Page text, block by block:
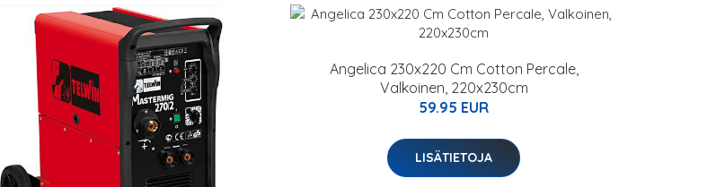
Angelica 230x220 Cm Cotton Percale,
Valkoinen, 220x230cm
59.95 EUR
LISÄTIETOJA